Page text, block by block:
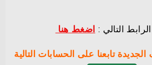
التالي : اضغط هنا
الجديدة تابعنا على الحسابات التالية